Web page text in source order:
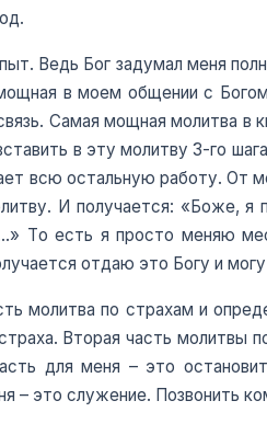
Ведь Бог задумал меня
в моем общении с
Самая мощная молитва в
в эту молитву 3-го
всю остальную работу. От
И получается: «Боже,
То есть я просто меняю
отдаю это Богу и
молитва по страхам и
Вторая часть
для меня – это
– это служение. Позвонить